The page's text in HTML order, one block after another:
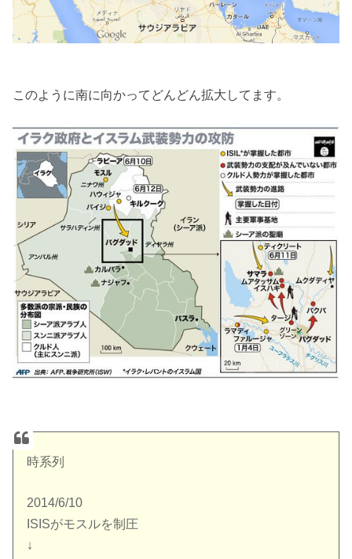
このように南に向かってどんどん拡大してます。
時系列
2014/6/10
ISISがモスルを制圧
↓